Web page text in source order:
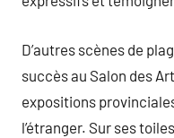
D’autres scènes de
succès au Salon des
expositions
l’étranger. Sur ses